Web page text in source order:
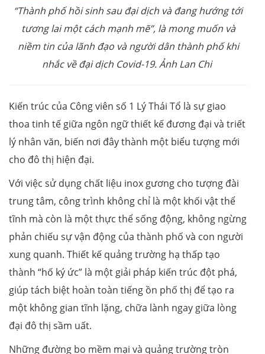
“Thành phố hồi sinh sau đại dịch và đang hướng tới
tương lai một cách mạnh mẽ”, là mong muốn và
niềm tin của lãnh đạo và người dân thành phố khi
nhắc về đại dịch Covid-19. Ảnh Lan Chi
Kiến trúc của Công viên số 1 Lý Thái Tổ là sự giao
thoa tinh tế giữa ngôn ngữ thiết kế đương đại và triết
lý nhân văn, biến nơi đây thành một biểu tượng mới
cho đô thị hiện đại.
Với việc sử dụng chất liệu inox gương cho tượng đài
trung tâm, công trình không chỉ là một khối vật thể
tĩnh mà còn là một thực thể sống động, không ngừng
phản chiếu sự vận động của thành phố và con người
xung quanh. Thiết kế quảng trường hạ thấp tạo
thành “hố ký ức” là một giải pháp kiến trúc đột phá,
giúp tách biệt hoàn toàn tiếng ồn phố thị để tạo ra
một không gian tĩnh lặng, chữa lành ngay giữa lòng
đại đô thị sầm uất.
Những đường bo mềm mại và quảng trường tròn